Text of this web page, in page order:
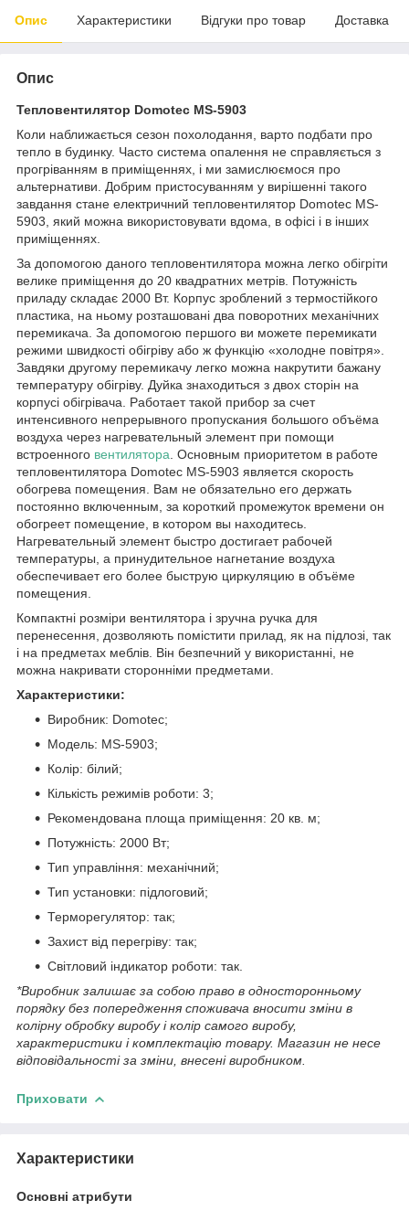
Опис Характеристики Відгуки про товар Доставка
Опис
Тепловентилятор Domotec MS-5903
Коли наближається сезон похолодання, варто подбати про
тепло в будинку. Часто система опалення не справляється з
прогріванням в приміщеннях, і ми замислюємося про
альтернативи. Добрим пристосуванням у вирішенні такого
завдання стане електричний тепловентилятор Domotec MS-
5903, який можна використовувати вдома, в офісі і в інших
приміщеннях.
За допомогою даного тепловентилятора можна легко обігріти
велике приміщення до 20 квадратних метрів. Потужність
приладу складає 2000 Вт. Корпус зроблений з термостійкого
пластика, на ньому розташовані два поворотних механічних
перемикача. За допомогою першого ви можете перемикати
режими швидкості обігріву або ж функцію «холодне повітря».
Завдяки другому перемикачу легко можна накрутити бажану
температуру обігріву. Дуйка знаходиться з двох сторін на
корпусі обігрівача. Работает такой прибор за счет
интенсивного непрерывного пропускания большого объёма
воздуха через нагревательный элемент при помощи
встроенного вентилятора . Основным приоритетом в работе
тепловентилятора Domotec MS-5903 является скорость
обогрева помещения. Вам не обязательно его держать
постоянно включенным, за короткий промежуток времени он
обогреет помещение, в котором вы находитесь.
Нагревательный элемент быстро достигает рабочей
температуры, а принудительное нагнетание воздуха
обеспечивает его более быструю циркуляцию в объёме
помещения.
Компактні розміри вентилятора і зручна ручка для
перенесення, дозволяють помістити прилад, як на підлозі, так
і на предметах меблів. Він безпечний у використанні, не
можна накривати сторонніми предметами.
Характеристики:
Виробник: Domotec;
Модель: MS-5903;
Колір: білий;
Кількість режимів роботи: 3;
Рекомендована площа приміщення: 20 кв. м;
Потужність: 2000 Вт;
Тип управління: механічний;
Тип установки: підлоговий;
Терморегулятор: так;
Захист від перегріву: так;
Світловий індикатор роботи: так.
*Виробник залишає за собою право в односторонньому
порядку без попередження споживача вносити зміни в
колірну обробку виробу і колір самого виробу,
характеристики і комплектацію товару. Магазин не несе
відповідальності за зміни, внесені виробником.
Приховати
Характеристики
Основні атрибути